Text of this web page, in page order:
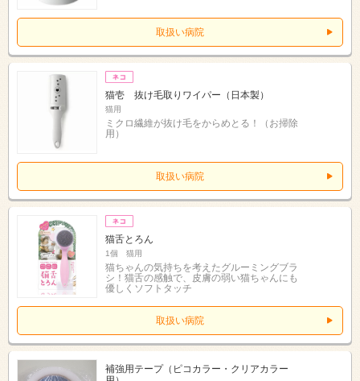
取扱い病院
猫壱 抜け毛取りワイパー（日本製）
猫用
ミクロ繊維が抜け毛をからめとる！（お掃除
用）
取扱い病院
猫舌とろん
1個 猫用
猫ちゃんの気持ちを考えたグルーミングブラ
シ！猫舌の感触で、皮膚の弱い猫ちゃんにも
優しくソフトタッチ
取扱い病院
補強用テープ（ピコカラー・クリアカラー